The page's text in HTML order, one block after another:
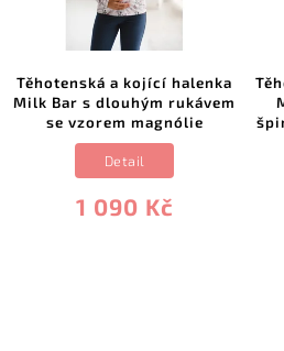
Těhotenská a kojící halenka
Milk Bar s dlouhým rukávem
se vzorem magnólie
1 090 Kč
Detail